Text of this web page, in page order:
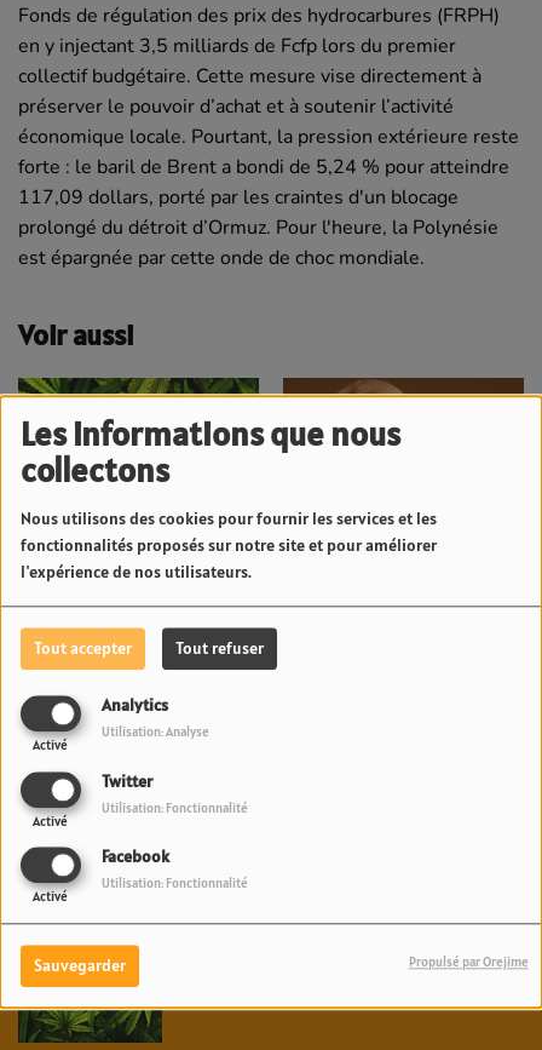
Les informations que nous
collectons
Nous utilisons des cookies pour fournir les services et les
fonctionnalités proposés sur notre site et pour améliorer
l'expérience de nos utilisateurs.
Tout accepter Tout refuser
Analytics
Activé
Utilisation: Analyse
Twitter
Activé
Utilisation: Fonctionnalité
Facebook
Activé
Utilisation: Fonctionnalité
Sauvegarder Propulsé par Orejime
Fonds de régulation des prix des hydrocarbures (FRPH)
en y injectant 3,5 milliards de Fcfp lors du premier
collectif budgétaire. Cette mesure vise directement à
préserver le pouvoir d’achat et à soutenir l’activité
économique locale. Pourtant, la pression extérieure reste
forte : le baril de Brent a bondi de 5,24 % pour atteindre
117,09 dollars, porté par les craintes d'un blocage
prolongé du détroit d’Ormuz. Pour l'heure, la Polynésie
est épargnée par cette onde de choc mondiale.
Voir aussi
Pakalolo thérapeutique en
variétés officiellement
retenus par le Pays | 23.6
Radio
News Fenua
PAKALOLO THÉRAPEUTIQUE EN POLYNÉSIE : NEUF
AGRICULTEURS ET CINQ VARIÉTÉS OFFICIELLEMENT
RETENUS PAR LE PAYS | 23.6 RADIO